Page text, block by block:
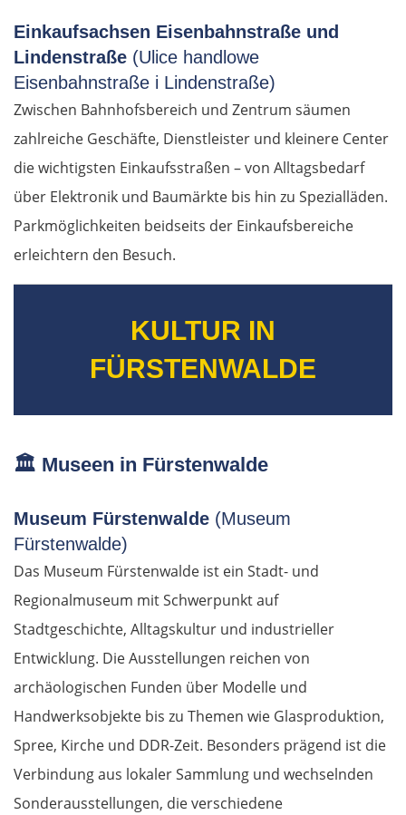
Einkaufsachsen Eisenbahnstraße und
Lindenstraße (Ulice handlowe
Eisenbahnstraße i Lindenstraße)
Zwischen Bahnhofsbereich und Zentrum säumen
zahlreiche Geschäfte, Dienstleister und kleinere Center
die wichtigsten Einkaufsstraßen – von Alltagsbedarf
über Elektronik und Baumärkte bis hin zu Spezialläden.
Parkmöglichkeiten beidseits der Einkaufsbereiche
erleichtern den Besuch.
KULTUR IN
FÜRSTENWALDE
🏛️ Museen in Fürstenwalde
Museum Fürstenwalde (Museum
Fürstenwalde)
Das Museum Fürstenwalde ist ein Stadt- und
Regionalmuseum mit Schwerpunkt auf
Stadtgeschichte, Alltagskultur und industrieller
Entwicklung. Die Ausstellungen reichen von
archäologischen Funden über Modelle und
Handwerksobjekte bis zu Themen wie Glasproduktion,
Spree, Kirche und DDR-Zeit. Besonders prägend ist die
Verbindung aus lokaler Sammlung und wechselnden
Sonderausstellungen, die verschiedene